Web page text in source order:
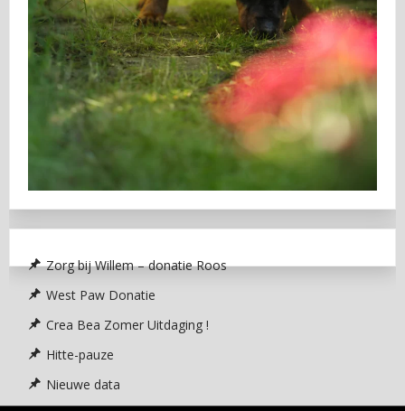
Zorg bij Willem – donatie Roos
West Paw Donatie
Crea Bea Zomer Uitdaging !
Hitte-pauze
Nieuwe data